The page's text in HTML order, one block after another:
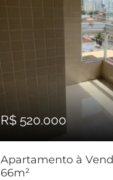
R$ 520.000
Apartamento à
66m²